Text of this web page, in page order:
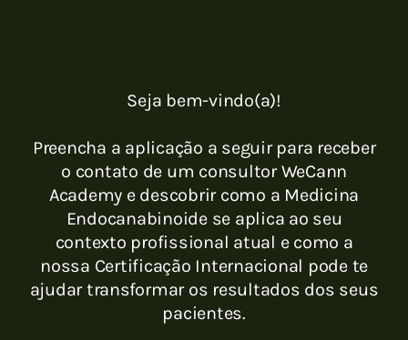
Seja bem-vindo(a)!
Preencha a aplicação a seguir para receber
o contato de um consultor WeCann
Academy e descobrir como a Medicina
Endocanabinoide se aplica ao seu
contexto profissional atual e como a
nossa Certificação Internacional pode te
ajudar transformar os resultados dos seus
pacientes.